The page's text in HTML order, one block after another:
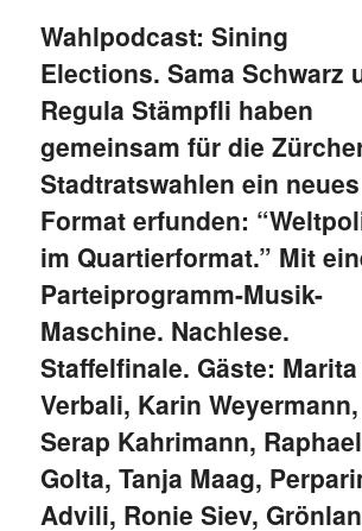
Wahlpodcast: Sining
Elections. Sama Schwarz
Regula Stämpfli haben
gemeinsam für die
Stadtratswahlen ein neues
Format erfunden:
im Quartierformat.” Mit
Parteiprogramm-Musik-
Maschine. Nachlese.
Staffelfinale. Gäste: Marita
Verbali, Karin Weyermann,
Serap Kahrimann, Raphael
Golta, Tanja Maag,
Advili, Ronie Siev,